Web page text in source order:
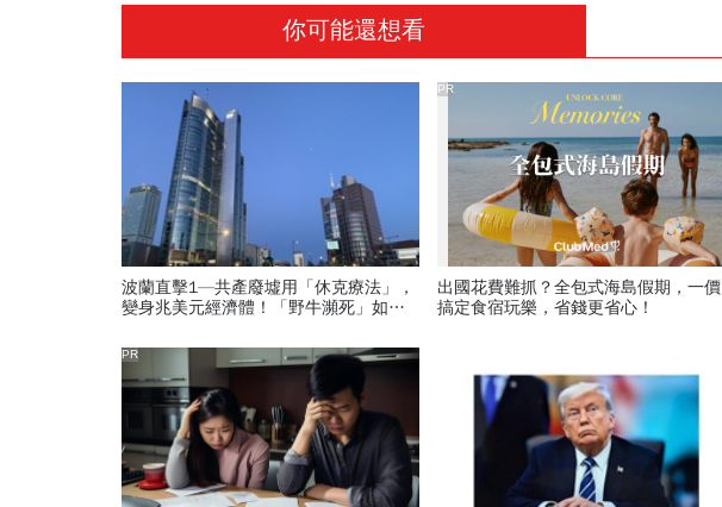
你可能還想看
波蘭直擊1—共產廢墟用「休克療法」，
變身兆美元經濟體！「野牛瀕死」如何
出國花費難抓？全包式海島假期，一價
搞定食宿玩樂，省錢更省心！
PR
PR